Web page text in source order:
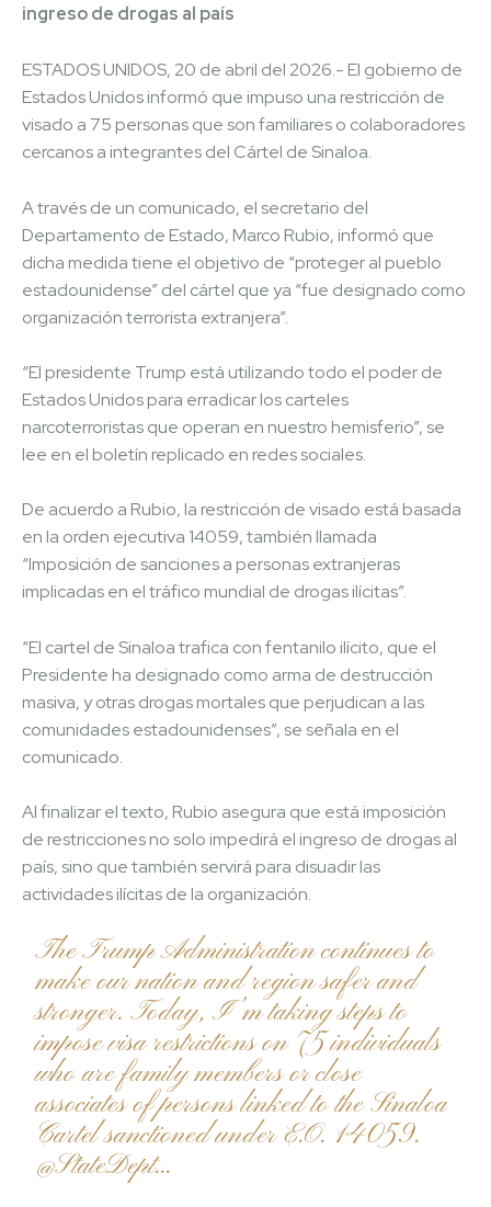
ingreso de drogas al país
ESTADOS UNIDOS, 20 de abril del 2026.- El gobierno de
Estados Unidos informó que impuso una restricción de
visado a 75 personas que son familiares o colaboradores
cercanos a integrantes del Cártel de Sinaloa.
A través de un comunicado, el secretario del
Departamento de Estado, Marco Rubio, informó que
dicha medida tiene el objetivo de “proteger al pueblo
estadounidense” del cártel que ya “fue designado como
organización terrorista extranjera”.
“El presidente Trump está utilizando todo el poder de
Estados Unidos para erradicar los carteles
narcoterroristas que operan en nuestro hemisferio”, se
lee en el boletín replicado en redes sociales.
De acuerdo a Rubio, la restricción de visado está basada
en la orden ejecutiva 14059, también llamada
“Imposición de sanciones a personas extranjeras
implicadas en el tráfico mundial de drogas ilícitas”.
“El cartel de Sinaloa trafica con fentanilo ilícito, que el
Presidente ha designado como arma de destrucción
masiva, y otras drogas mortales que perjudican a las
comunidades estadounidenses”, se señala en el
comunicado.
Al finalizar el texto, Rubio asegura que está imposición
de restricciones no solo impedirá el ingreso de drogas al
país, sino que también servirá para disuadir las
actividades ilícitas de la organización.
The Trump Administration continues to
make our nation and region safer and
stronger. Today, I’m taking steps to
impose visa restrictions on 75 individuals
who are family members or close
associates of persons linked to the Sinaloa
Cartel sanctioned under E.O. 14059.
@StateDept…